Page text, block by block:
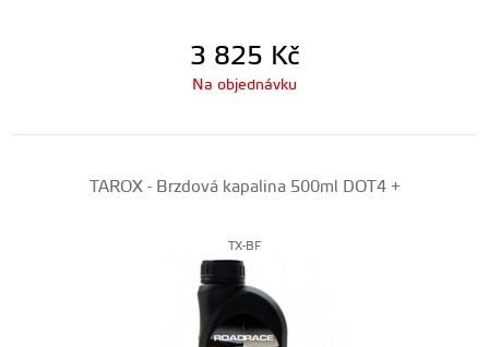
3 825 Kč
Na objednávku
TAROX - Brzdová kapalina 500ml DOT4 +
TX-BF